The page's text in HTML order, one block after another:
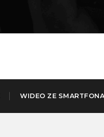
WIDEO ZE SMARTFONA